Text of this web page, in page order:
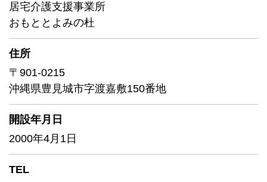
居宅介護支援事業所
おもととよみの杜
住所
〒901-0215
沖縄県豊見城市字渡嘉敷150番地
開設年月日
2000年4月1日
TEL